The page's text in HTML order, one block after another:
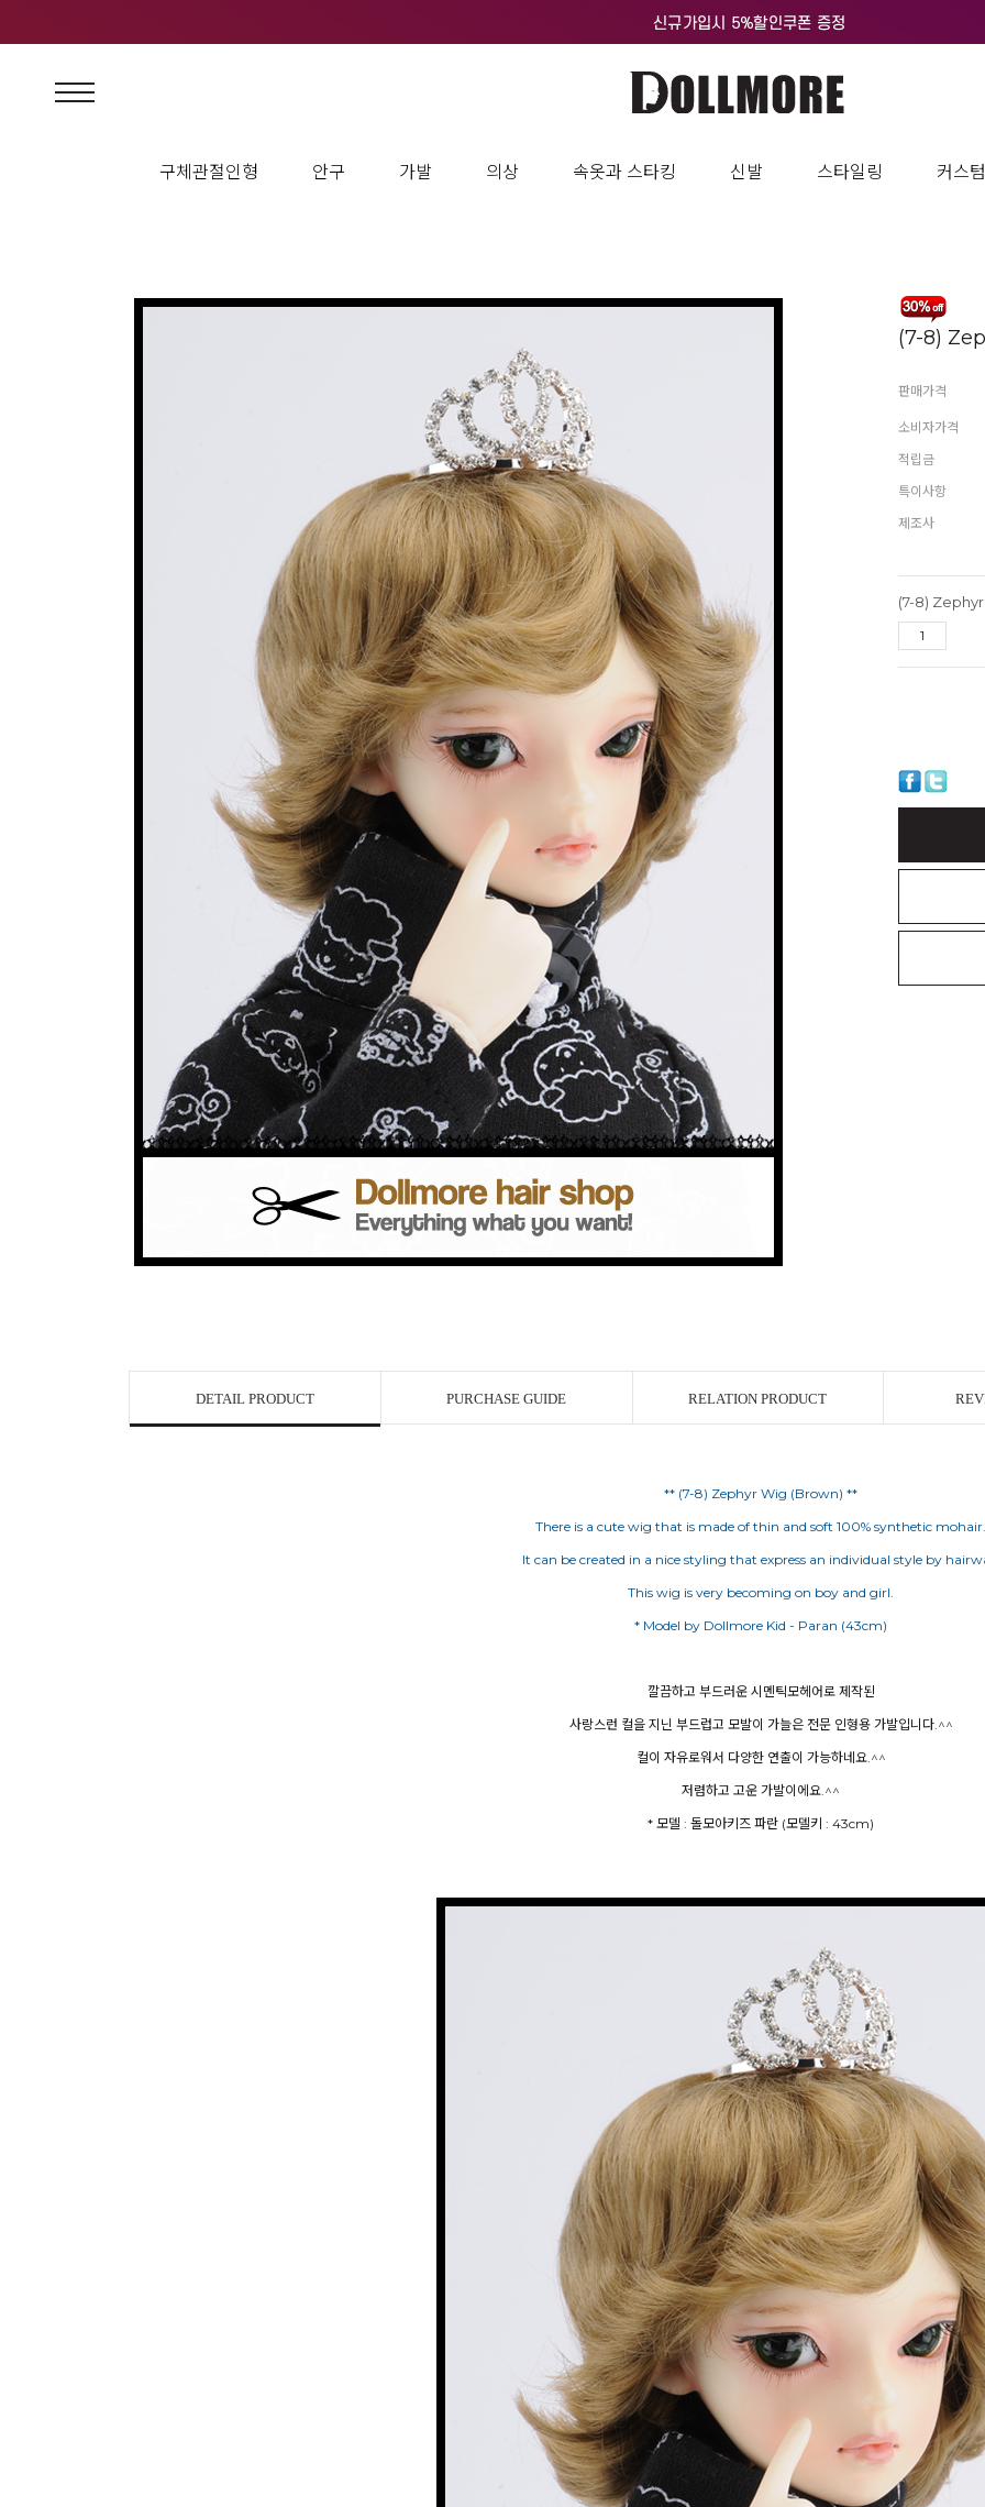
구체관절인형 안구 가발 의상 속옷과 스타킹 신발 스타일링 커스텀
(7-8)
판매가격
소비자가격
적립금
특이사항
제조사
(7-8)
DETAIL PRODUCT PURCHASE GUIDE RELATION PRODUCT
** (7-8) Zephyr Wig (Brown) **
There is a cute wig that is made of thin and soft 100% synthetic mohair.
It can be created in a nice styling that express an individual style by
This wig is very becoming on boy and girl.
* Model by Dollmore Kid - Paran (43cm)
깔끔하고 부드러운 시멘틱모헤어로 제작된
사랑스런 컬을 지닌 부드럽고 모발이 가늘은 전문 인형용 가발입니다.^^
컬이 자유로워서 다양한 연출이 가능하네요.^^
저렴하고 고운 가발이에요.^^
* 모델 : 돌모아키즈 파란 (모델키 : 43cm)